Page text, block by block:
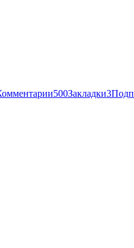
500Закладки3